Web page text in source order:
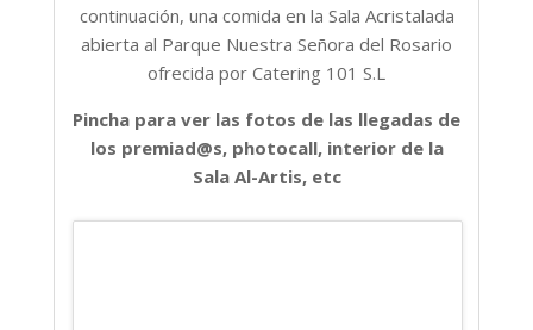
continuación, una comida en la Sala Acristalada
abierta al Parque Nuestra Señora del Rosario
ofrecida por Catering 101 S.L
Pincha para ver las fotos de las llegadas de
los premiad@s, photocall, interior de la
Sala Al-Artis, etc